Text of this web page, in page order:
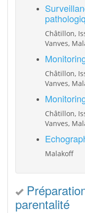
Châtillon,
Vanves,
Châtillon,
Vanves,
Châtillon,
Vanves,
Malakoff
parentalité